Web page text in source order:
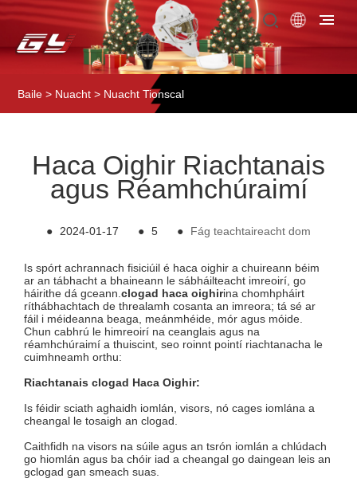
Baile > Nuacht > Nuacht Tionscal
Haca Oighir Riachtanais
agus Réamhchúraimí
● 2024-01-17 ● 5 ● Fág teachtaireacht dom
Is spórt achrannach fisiciúil é haca oighir a chuireann béim
ar an tábhacht a bhaineann le sábháilteacht imreoirí, go
háirithe dá gceann.clogad haca oighirina chomhpháirt
ríthábhachtach de threalamh cosanta an imreora; tá sé ar
fáil i méideanna beaga, meánmhéide, mór agus móide.
Chun cabhrú le himreoirí na ceanglais agus na
réamhchúraimí a thuiscint, seo roinnt pointí riachtanacha le
cuimhneamh orthu:
Riachtanais clogad Haca Oighir:
Is féidir sciath aghaidh iomlán, visors, nó cages iomlána a
cheangal le tosaigh an clogad.
Caithfidh na visors na súile agus an tsrón iomlán a chlúdach
go hiomlán agus ba chóir iad a cheangal go daingean leis an
gclogad gan smeach suas.